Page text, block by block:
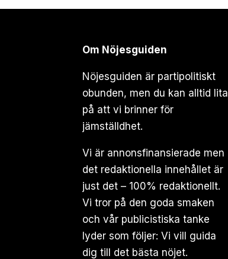
Om Nöjesguiden
Nöjesguiden är partipolitiskt
obunden, men du kan alltid lita
på att vi brinner för
jämställdhet.
Vi är annonsfinansierade men
det redaktionella innehållet är
just det – 100% redaktionellt.
Vi tror på den goda smaken
och vår publicistiska tanke
lyder som följer: Vi vill guida
dig till det bästa nöjet.